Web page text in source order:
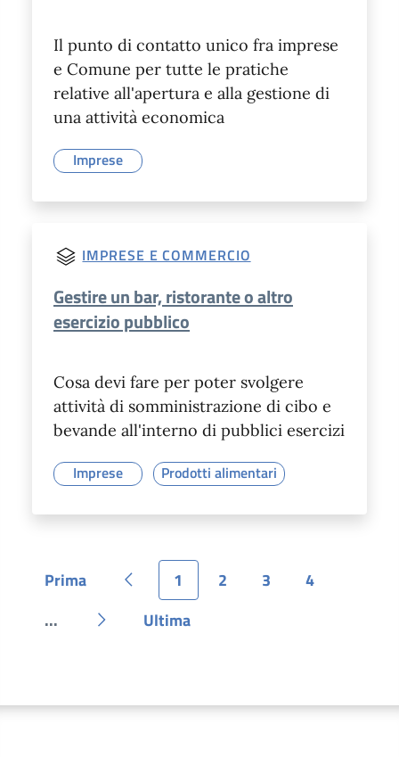
Il punto di contatto unico fra imprese
e Comune per tutte le pratiche
relative all'apertura e alla gestione di
una attività economica
Imprese
IMPRESE E COMMERCIO
Gestire un bar, ristorante o altro
esercizio pubblico
Cosa devi fare per poter svolgere
attività di somministrazione di cibo e
bevande all'interno di pubblici esercizi
Imprese Prodotti alimentari
Pagina
Prima Pagina precedente
Pagina
1 Pagina
2 Pagina
3 Pagina
4
Pagina
... Pagina successiva
Pagina
Ultima